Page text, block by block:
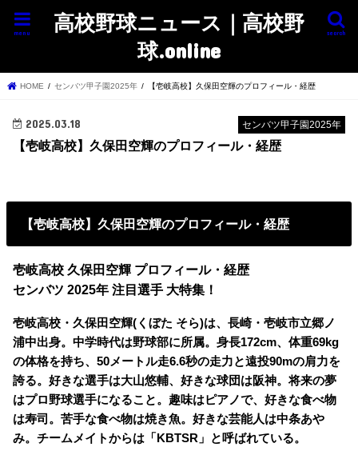
高校野球ニュース｜高校野
球.online
search
menu
HOME センバツ甲子園2025年 【壱岐高校】久保田空輝のプロフィール・経歴
センバツ甲子園2025年
2025.03.18
【壱岐高校】久保田空輝のプロフィール・経歴
【壱岐高校】久保田空輝のプロフィール・経歴
壱岐高校 久保田空輝 プロフィール・経歴
センバツ 2025年 注目選手 大特集！
壱岐高校・久保田空輝(くぼた そら)は、長崎・壱岐市立郷ノ
浦中出身。中学時代は野球部に所属。身長172cm、体重69kg
の体格を持ち、50メートル走6.6秒の走力と遠投90mの肩力を
誇る。好きな選手は大山悠輔、好きな球団は阪神。将来の夢
はプロ野球選手になること。趣味はピアノで、好きな食べ物
は寿司。苦手な食べ物は焼き魚。好きな芸能人は中条あや
み。チームメイトからは「KBTSR」と呼ばれている。